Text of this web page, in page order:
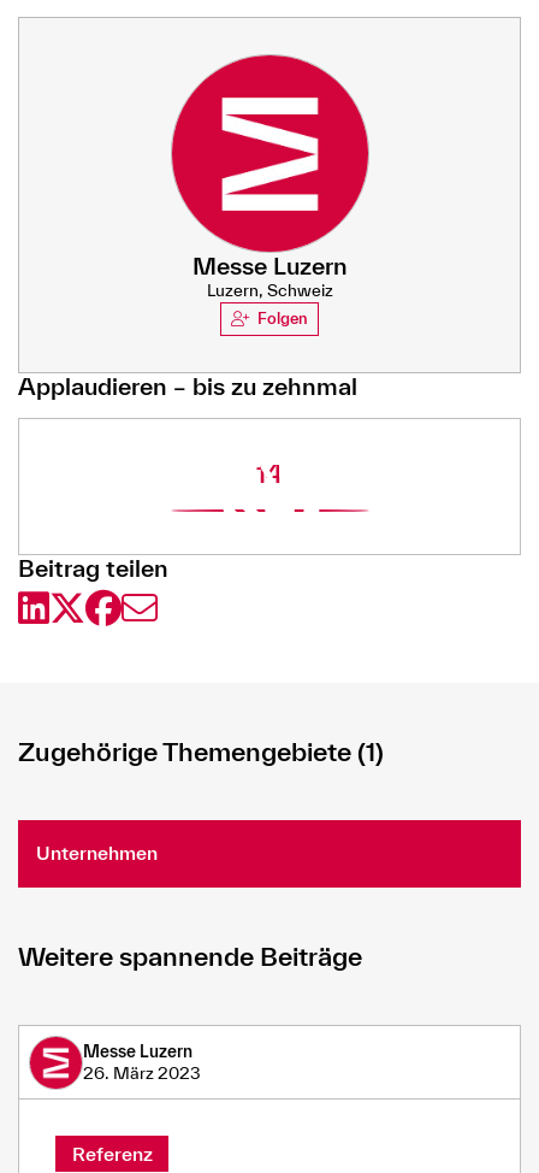
Messe Luzern
Luzern, Schweiz
Folgen
Applaudieren – bis zu zehnmal
14
Beitrag teilen
Zugehörige Themengebiete (1)
Unternehmen
Weitere spannende Beiträge
Messe Luzern
26. März 2023
Referenz